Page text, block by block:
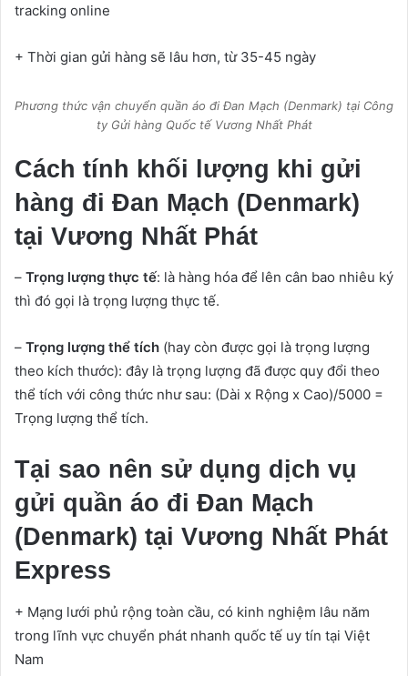
tracking online
+ Thời gian gửi hàng sẽ lâu hơn, từ 35-45 ngày
Phương thức vận chuyển quần áo đi Đan Mạch (Denmark) tại Công
ty Gửi hàng Quốc tế Vương Nhất Phát
Cách tính khối lượng khi gửi
hàng đi Đan Mạch (Denmark)
tại Vương Nhất Phát
– Trọng lượng thực tế: là hàng hóa để lên cân bao nhiêu ký
thì đó gọi là trọng lượng thực tế.
– Trọng lượng thể tích (hay còn được gọi là trọng lượng
theo kích thước): đây là trọng lượng đã được quy đổi theo
thể tích với công thức như sau: (Dài x Rộng x Cao)/5000 =
Trọng lượng thể tích.
Tại sao nên sử dụng dịch vụ
gửi quần áo đi Đan Mạch
(Denmark) tại Vương Nhất Phát
Express
+ Mạng lưới phủ rộng toàn cầu, có kinh nghiệm lâu năm
trong lĩnh vực chuyển phát nhanh quốc tế uy tín tại Việt
Nam